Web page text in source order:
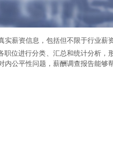
薪资信息，包括但不限于行业
位进行分类、汇总和统计分析
公平性问题，薪酬调查报告能